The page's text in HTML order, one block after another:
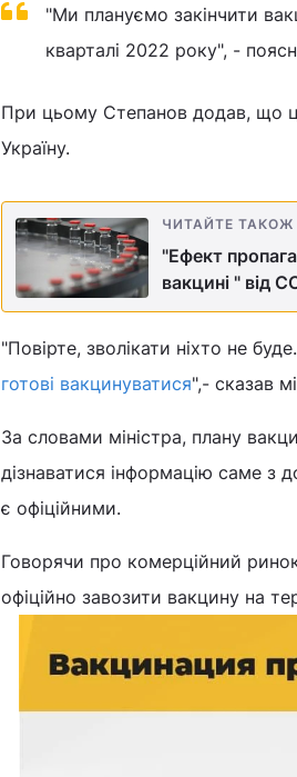
"Ми плануємо закінчити
кварталі 2022 року", -
При цьому Степанов додав, що це
Україну.
ЧИТАЙТЕ ТАКОЖ
"Ефект
вакцині " від
"Повірте, зволікати ніхто не
готові вакцинуватися",- сказав
За словами міністра, плану
дізнаватися інформацію саме з
є офіційними.
Говорячи про комерційний
офіційно завозити вакцину на